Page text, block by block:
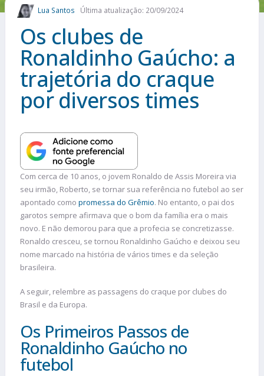
MAIS ESPORTES
Lua Santos Última atualização: 20/09/2024
Os clubes de
Ronaldinho Gaúcho: a
trajetória do craque
por diversos times
Com cerca de 10 anos, o jovem Ronaldo de Assis Moreira via
seu irmão, Roberto, se tornar sua referência no futebol ao ser
apontado como promessa do Grêmio. No entanto, o pai dos
garotos sempre afirmava que o bom da família era o mais
novo. E não demorou para que a profecia se concretizasse.
Ronaldo cresceu, se tornou Ronaldinho Gaúcho e deixou seu
nome marcado na história de vários times e da seleção
brasileira.
A seguir, relembre as passagens do craque por clubes do
Brasil e da Europa.
Os Primeiros Passos de
Ronaldinho Gaúcho no
futebol